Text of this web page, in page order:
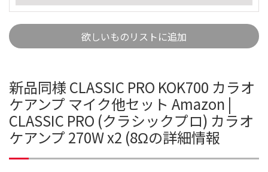
欲しいものリストに追加
新品同様 CLASSIC PRO KOK700 カラオ
ケアンプ マイク他セット Amazon |
CLASSIC PRO (クラシックプロ) カラオ
ケアンプ 270W x2 (8Ωの詳細情報